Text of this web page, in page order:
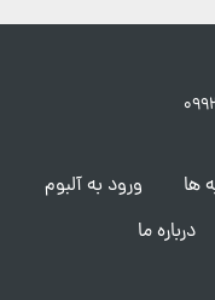
ها
ورود به آلبوم
درباره ما